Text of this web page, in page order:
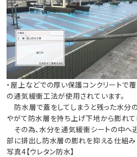
・屋上などでの厚い保護コンクリートで
の通気緩衝工法が使用されています。
防水層で蓋をしてしまうと残った水分
やがて防水層を持ち上げ下地から膨れて
その為、水分を通気緩衝シートの中へ
部に排出し防水層の膨れを抑える仕組み
写真4【ウレタン防水】